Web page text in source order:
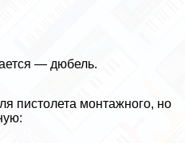
— дюбель.
пистолета монтажного, но